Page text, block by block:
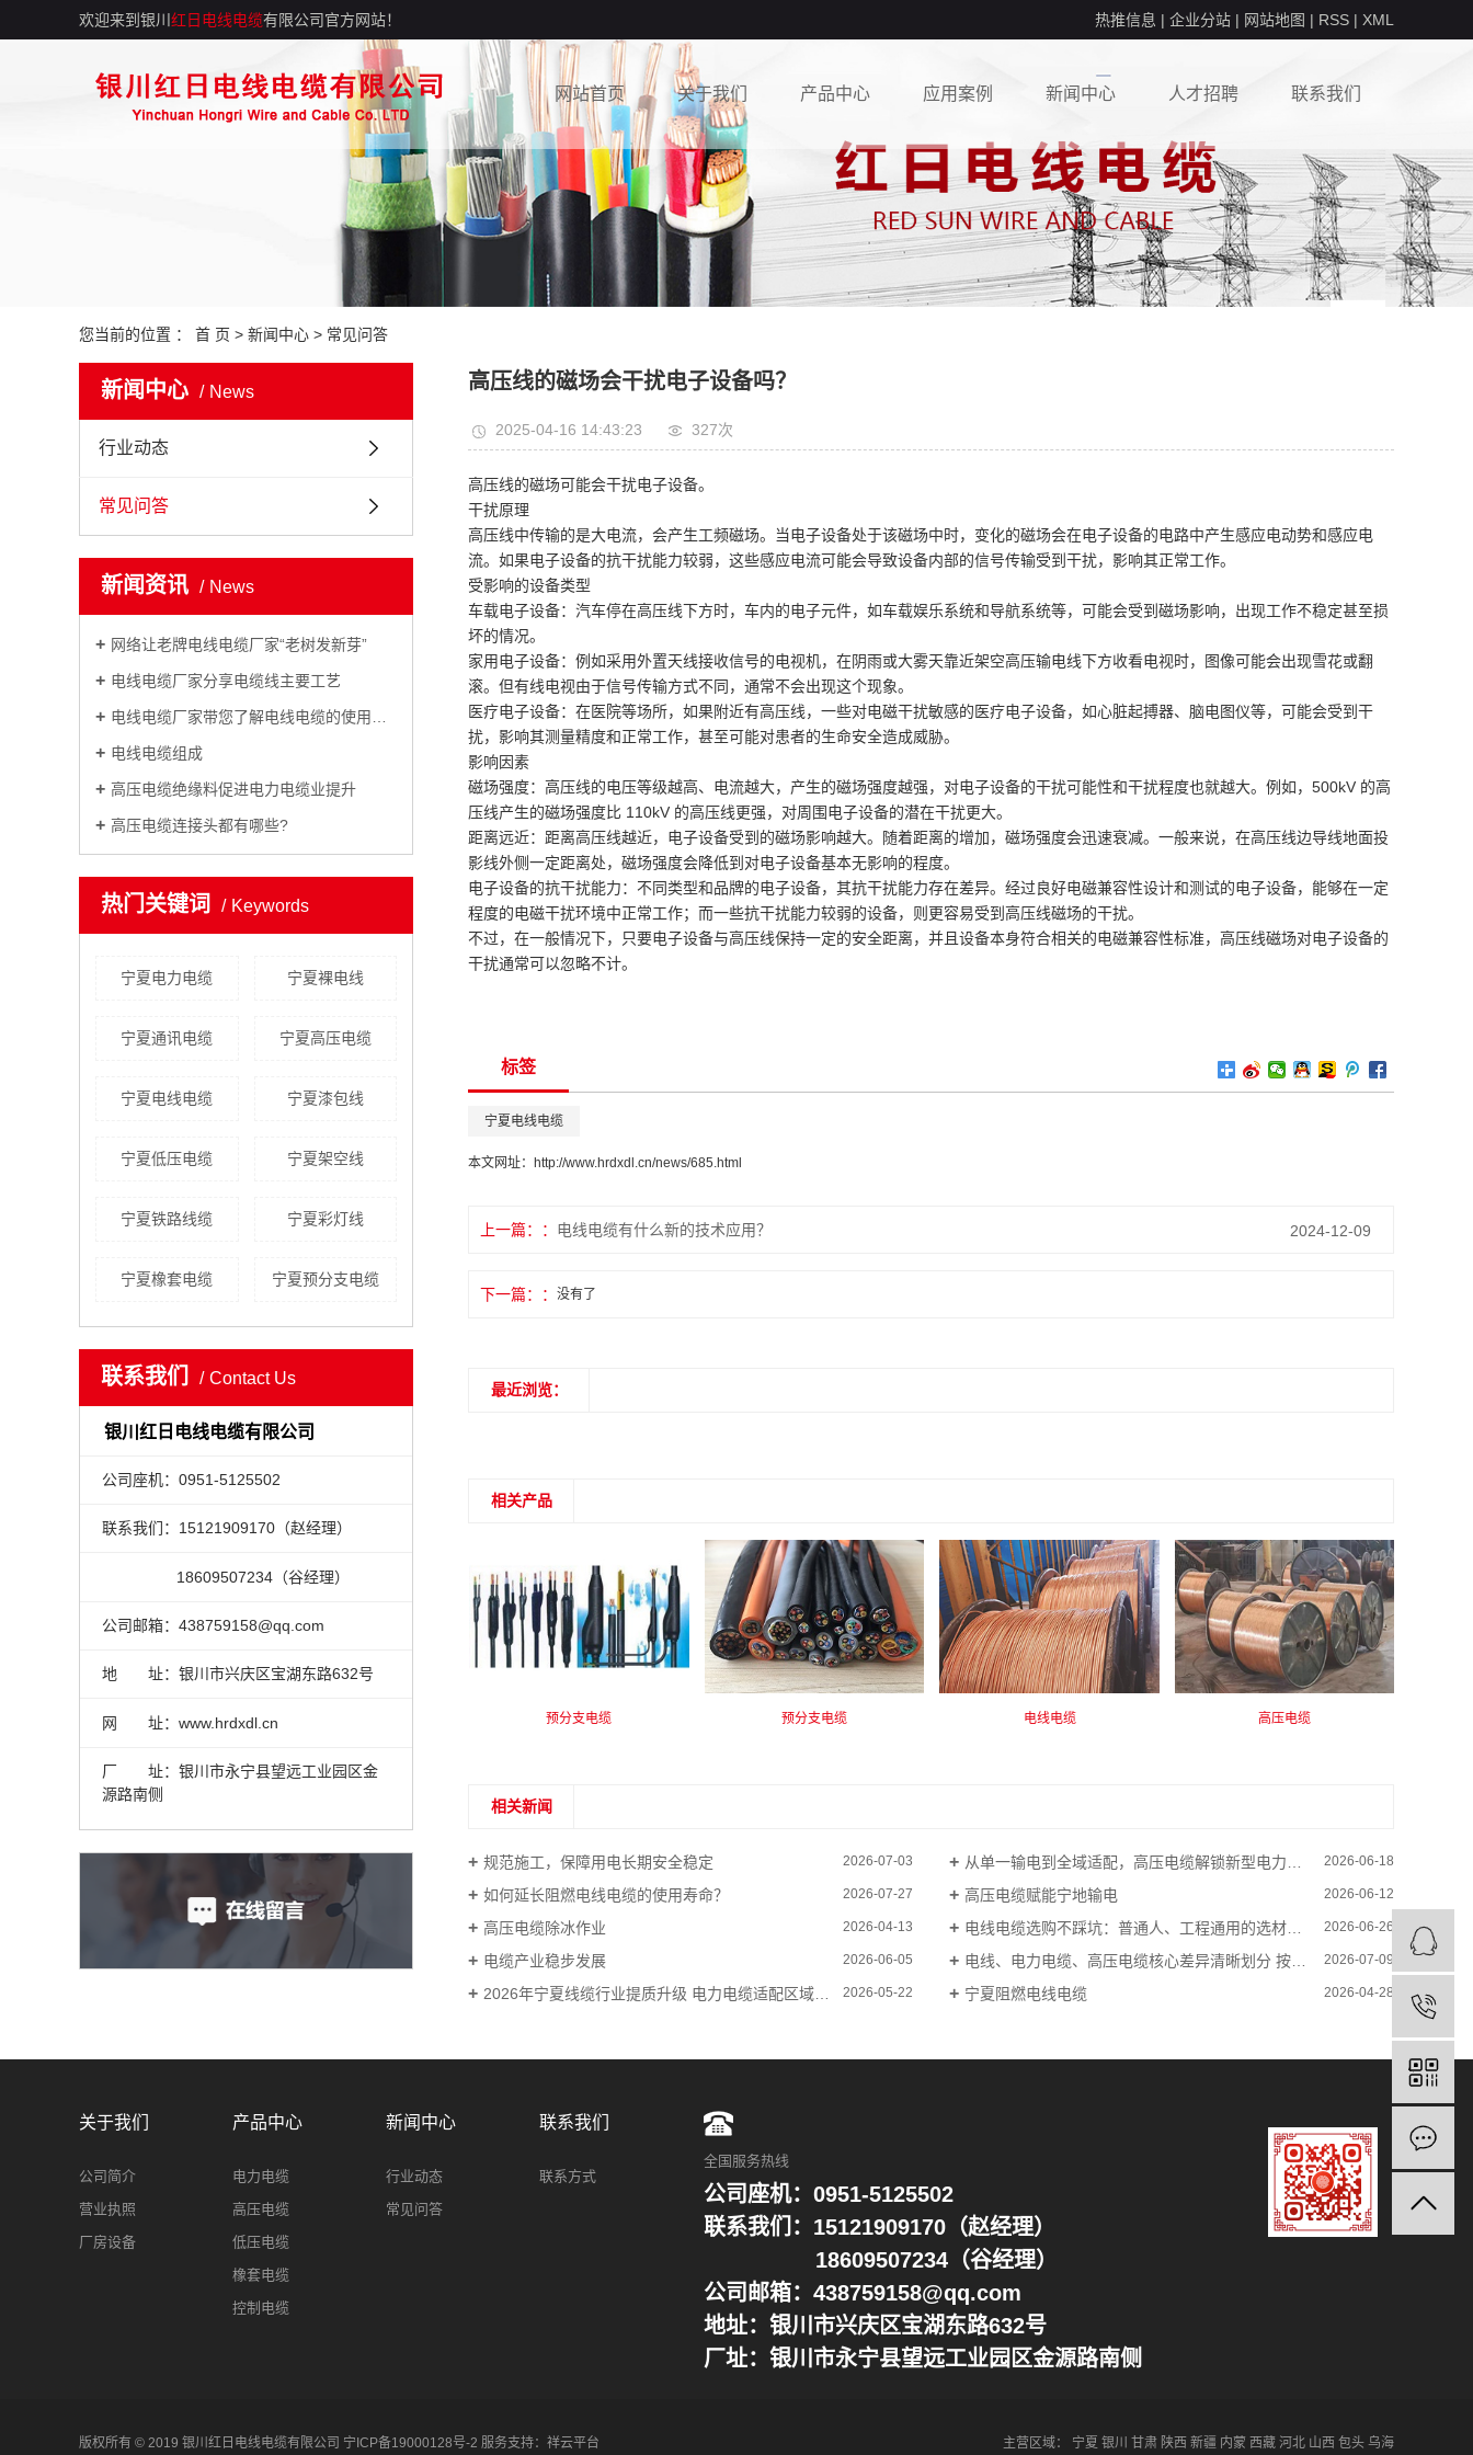
欢迎来到银川 红日电线电缆有限公司官方网站！ 热推信息 | 企业分站 | 网站地图 | RSS | XML
网站首页 关于我们
公司简介
营业执照
厂房设备
产品中心
电力电缆
低压电缆
橡套电缆
布电缆
应用案例
工程案例
新闻中心
行业动态
常见问答
人才招聘
校园招聘
社会招聘
联系我们
您当前的位置 ： 首 页 > 新闻中心 > 常见问答
新闻中心 News
行业动态
常见问答
新闻资讯 News
网络让老牌电线电缆厂家“老树发新芽”
电线电缆厂家分享电缆线主要工艺
电线电缆厂家带您了解电线电缆的使用场所
电线电缆组成
高压电缆绝缘料促进电力电缆业提升
高压电缆连接头都有哪些?
热门关键词 Keywords
宁夏电力电缆 宁夏裸电线
宁夏通讯电缆 宁夏高压电缆
宁夏电线电缆 宁夏漆包线
宁夏低压电缆 宁夏架空线
宁夏铁路线缆 宁夏彩灯线
宁夏橡套电缆 宁夏预分支电缆
联系我们 Contact Us
银川红日电线电缆有限公司
公司座机：0951-5125502
联系我们：15121909170（赵经理）
18609507234（谷经理）
公司邮箱：438759158@qq.com
地 址：银川市兴庆区宝湖东路632号
网 址：www.hrdxdl.cn
厂 址：银川市永宁县望远工业园区金
源路南侧
高压线的磁场会干扰电子设备吗？
2025-04-16 14:43:23 327次
高压线的磁场可能会干扰电子设备。
干扰原理
高压线中传输的是大电流，会产生工频磁场。当电子设备处于该磁场中时，变化的磁场会在电子设备的电路中产生感应电动势和感应电
流。如果电子设备的抗干扰能力较弱，这些感应电流可能会导致设备内部的信号传输受到干扰，影响其正常工作。
受影响的设备类型
车载电子设备：汽车停在高压线下方时，车内的电子元件，如车载娱乐系统和导航系统等，可能会受到磁场影响，出现工作不稳定甚至损
坏的情况。
家用电子设备：例如采用外置天线接收信号的电视机，在阴雨或大雾天靠近架空高压输电线下方收看电视时，图像可能会出现雪花或翻
滚。但有线电视由于信号传输方式不同，通常不会出现这个现象。
医疗电子设备：在医院等场所，如果附近有高压线，一些对电磁干扰敏感的医疗电子设备，如心脏起搏器、脑电图仪等，可能会受到干
扰，影响其测量精度和正常工作，甚至可能对患者的生命安全造成威胁。
影响因素
磁场强度：高压线的电压等级越高、电流越大，产生的磁场强度越强，对电子设备的干扰可能性和干扰程度也就越大。例如，500kV 的高
压线产生的磁场强度比 110kV 的高压线更强，对周围电子设备的潜在干扰更大。
距离远近：距离高压线越近，电子设备受到的磁场影响越大。随着距离的增加，磁场强度会迅速衰减。一般来说，在高压线边导线地面投
影线外侧一定距离处，磁场强度会降低到对电子设备基本无影响的程度。
电子设备的抗干扰能力：不同类型和品牌的电子设备，其抗干扰能力存在差异。经过良好电磁兼容性设计和测试的电子设备，能够在一定
程度的电磁干扰环境中正常工作；而一些抗干扰能力较弱的设备，则更容易受到高压线磁场的干扰。
不过，在一般情况下，只要电子设备与高压线保持一定的安全距离，并且设备本身符合相关的电磁兼容性标准，高压线磁场对电子设备的
干扰通常可以忽略不计。
标签
宁夏电线电缆
本文网址： http://www.hrdxdl.cn/news/685.html
上一篇： 电线电缆有什么新的技术应用？ 2024-12-09
下一篇： 没有了
最近浏览：
相关产品
预分支电缆 预分支电缆 电线电缆 高压电缆
相关新闻
规范施工，保障用电长期安全稳定 2026-07-03 从单一输电到全域适配，高压电缆解锁新型电力系统多元应用新赛道 2026-06-18
如何延长阻燃电线电缆的使用寿命？ 2026-07-27 高压电缆赋能宁地输电 2026-06-12
高压电缆除冰作业 2026-04-13 电线电缆选购不踩坑：普通人、工程通用的选材实用方法 2026-06-26
电缆产业稳步发展 2026-06-05 电线、电力电缆、高压电缆核心差异清晰划分 按需选型保障供电安全 2026-07-09
2026年宁夏线缆行业提质升级 电力电缆适配区域基建与能源建设 2026-05-22 宁夏阻燃电线电缆 2026-04-28
关于我们
公司简介
营业执照
厂房设备
产品中心
电力电缆
高压电缆
低压电缆
橡套电缆
控制电缆
新闻中心
行业动态
常见问答
联系我们
联系方式
全国服务热线
公司座机：0951-5125502
联系我们：15121909170（赵经理）
18609507234（谷经理）
公司邮箱：438759158@qq.com
地址：银川市兴庆区宝湖东路632号
厂址：银川市永宁县望远工业园区金源路南侧
版权所有 © 2019 银川红日电线电缆有限公司 宁ICP备19000128号-2 服务支持： 祥云平台 主营区域： 宁夏 银川 甘肃 陕西 新疆 内蒙 西藏 河北 山西 包头 乌海